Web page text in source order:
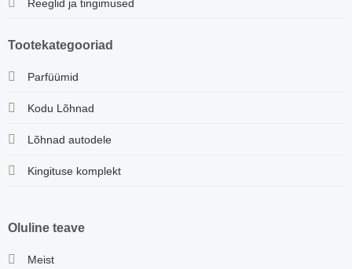
Reeglid ja tingimused
Tootekategooriad
Parfüümid
Kodu Lõhnad
Lõhnad autodele
Kingituse komplekt
Oluline teave
Meist